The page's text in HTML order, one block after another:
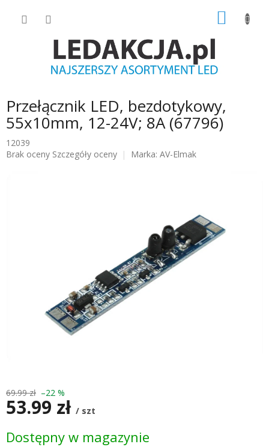
Przełącznik LED, bezdotykowy,
55x10mm, 12-24V; 8A (67796)
12039
Średnia
Brak oceny Szczegóły oceny Marka: AV-Elmak
69.99 zł –22 %
53.99 zł / szt
jednostkowa:
Dostępny w magazynie